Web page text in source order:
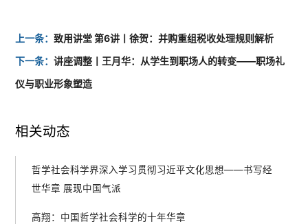
上一条：致用讲堂 第6讲丨徐贺：并购重组税收处理规则解析
下一条：讲座调整丨王月华：从学生到职场人的转变——职场礼
仪与职业形象塑造
相关动态
哲学社会科学界深入学习贯彻习近平文化思想——书写经
世华章 展现中国气派
高翔：中国哲学社会科学的十年华章